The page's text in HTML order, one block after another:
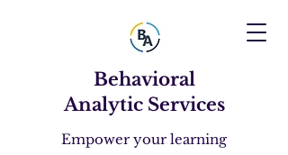
Behavioral
Analytic Services
Empower your learning